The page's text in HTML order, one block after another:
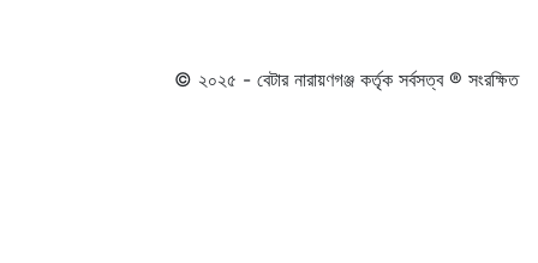
© ২০২৫ - বেটার নারায়ণগঞ্জ কর্তৃক সর্বসত্ব ® সংরক্ষিত